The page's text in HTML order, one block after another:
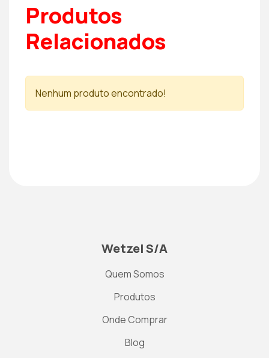
Produtos
Relacionados
Nenhum produto encontrado!
Wetzel S/A
Quem Somos
Produtos
Onde Comprar
Blog